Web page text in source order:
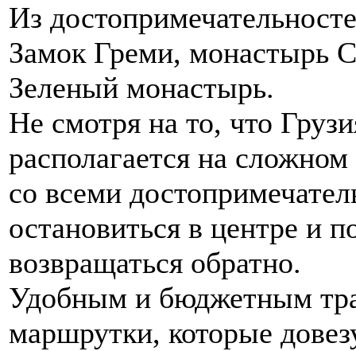
Из
Замок Греми, монастырь
Зеленый монастырь.
Не смотря на то, что
располагается на
со всеми
остановиться в центре и
возвращаться обратно.
Удобным и бюджетным
маршрутки, которые